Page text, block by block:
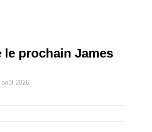
prochain James
août 2026